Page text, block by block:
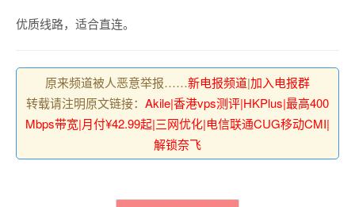
优质线路，适合直连。
原来频道被人恶意举报……新电报频道|加入电报群
转载请注明原文链接： Akile|香港vps测评|HKPlus|最高400
Mbps带宽|月付¥42.99起|三网优化|电信联通CUG移动CMI|
解锁奈飞